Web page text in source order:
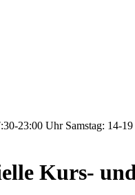
23:00 Uhr Samstag: 14-
Kurs-